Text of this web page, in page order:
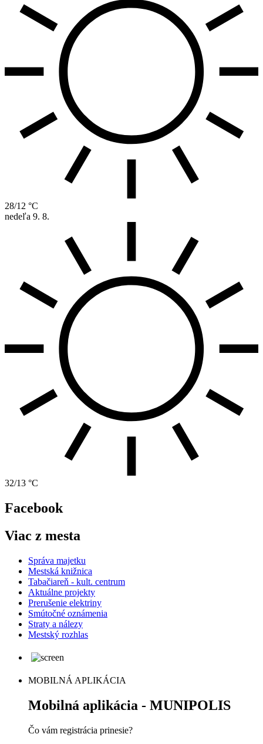
28/12 °C
nedeľa 9. 8.
32/13 °C
Facebook
Viac z mesta
Správa majetku
Mestská knižnica
Tabačiareň - kult. centrum
Aktuálne projekty
Prerušenie elektriny
Smútočné oznámenia
Straty a nálezy
Mestský rozhlas
MOBILNÁ APLIKÁCIA
Mobilná aplikácia - MUNIPOLIS
Čo vám registrácia prinesie?